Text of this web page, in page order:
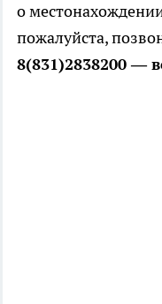
о
пожалуйста,
8(831)2838200 —